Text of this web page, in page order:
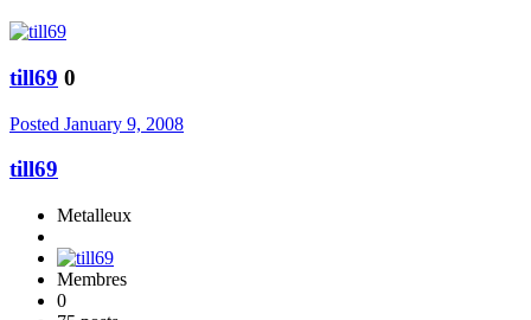
till69 0
Posted January 9, 2008
till69
Metalleux
Membres
0